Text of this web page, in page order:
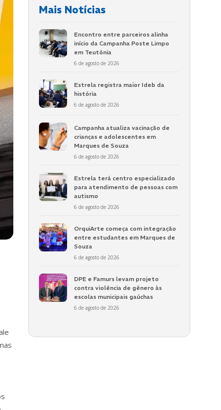
Mais Notícias
Encontro entre parceiros alinha
início da Campanha Poste Limpo
em Teutônia
6 de agosto de 2026
Estrela registra maior Ideb da
história
6 de agosto de 2026
Campanha atualiza vacinação de
crianças e adolescentes em
Marques de Souza
6 de agosto de 2026
Estrela terá centro especializado
para atendimento de pessoas com
autismo
6 de agosto de 2026
OrquiArte começa com integração
entre estudantes em Marques de
Souza
6 de agosto de 2026
DPE e Famurs levam projeto
contra violência de gênero às
escolas municipais gaúchas
6 de agosto de 2026